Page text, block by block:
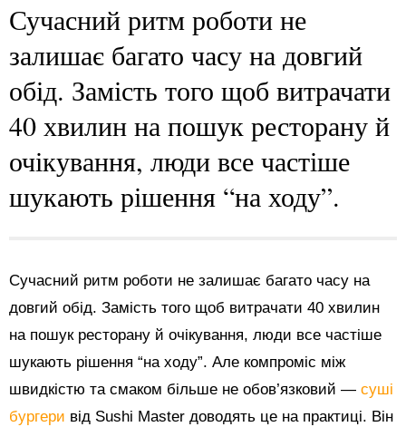
Сучасний ритм роботи не
залишає багато часу на довгий
обід. Замість того щоб витрачати
40 хвилин на пошук ресторану й
очікування, люди все частіше
шукають рішення “на ходу”.
Сучасний ритм роботи не залишає багато часу на
довгий обід. Замість того щоб витрачати 40 хвилин
на пошук ресторану й очікування, люди все частіше
шукають рішення “на ходу”. Але компроміс між
швидкістю та смаком більше не обов’язковий — суші
бургери від Sushi Master доводять це на практиці. Він